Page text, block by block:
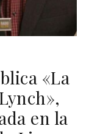
«La
en la